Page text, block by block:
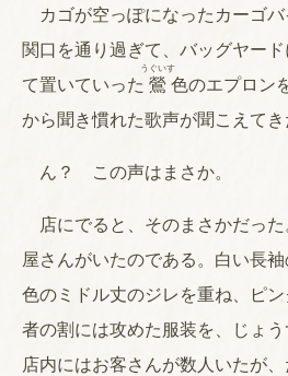
カゴが空っぽになったカーゴ
関口を通り過ぎて、バッグヤー
て置いていった 鶯
うぐいす
色のエプロン
から聞き慣れた歌声が聞こえてき
ん？ この声はまさか。
店にでると、そのまさかだっ
屋さんがいたのである。白い長
色のミドル丈のジレを重ね、ピ
者の割には攻めた服装を、じょう
店内にはお客さんが数人いたが